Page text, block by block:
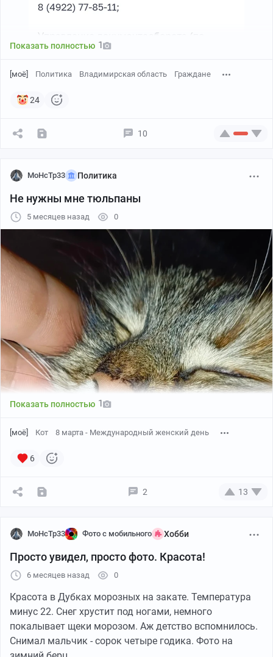
Теперь в приемную граждан можно отправить письмо
с говномэйл.ру или с хуяндексовой почты.
Показать полностью 1
[моё] Политика Владимирская область Граждане
24
10
MoHcTp33 Политика
Не нужны мне тюльпаны
5 месяцев назад 0
Показать полностью 1
[моё] Кот 8 марта - Международный женский день
6
2 13
MoHcTp33 Фото с мобильного Хобби
Просто увидел, просто фото. Красота!
6 месяцев назад 0
Красота в Дубках морозных на закате. Температура
минус 22. Снег хрустит под ногами, немного
покалывает щеки морозом. Аж детство вспомнилось.
Снимал мальчик - сорок четыре годика. Фото на